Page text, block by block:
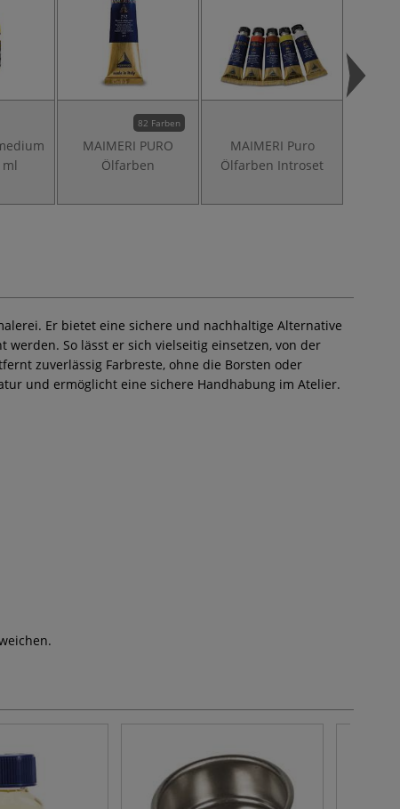
ml
82 Farben
MAIMERI PURO
Ölfarben
MAIMERI Puro
Ölfarben Introset
Er bietet eine sichere und nachhaltige Alternative
So lässt er sich vielseitig einsetzen, von der
zuverlässig Farbreste, ohne die Borsten oder
und ermöglicht eine sichere Handhabung im Atelier.